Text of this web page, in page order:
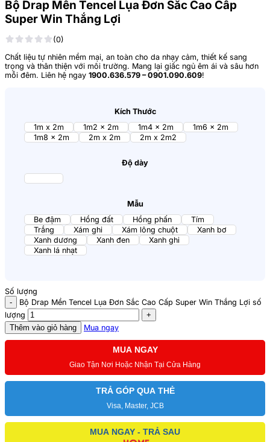
Bộ Drap Mền Tencel Lụa Đơn Sắc Cao Cấp
Super Win Thắng Lợi
(0)
Chất liệu tự nhiên mềm mại, an toàn cho da nhạy cảm, thiết kế sang
trọng và thân thiện với môi trường. Mang lại giấc ngủ êm ái và sâu hơn
mỗi đêm. Liên hệ ngay 1900.636.579 – 0901.090.609!
Kích Thước
1m x 2m
1m2 x 2m 1m4 x 2m
1m6 x 2m
1m8 x 2m
2m x 2m 2m x 2m2
Độ dày
Mẫu
Be đậm
Hồng đất Hồng phấn
Tím
Trắng
Xám ghi Xám lông chuột
Xanh bơ
Xanh dương
Xanh đen
Xanh ghi
Xanh lá nhạt
Số lượng
Bộ Drap Mền Tencel Lụa Đơn Sắc Cao Cấp Super Win Thắng Lợi số
lượng
Thêm vào giỏ hàng
Mua ngay
MUA NGAY
Giao Tận Nơi Hoặc Nhận Tại Cửa Hàng
TRẢ GÓP QUA THẺ
Visa, Master, JCB
MUA NGAY - TRẢ SAU